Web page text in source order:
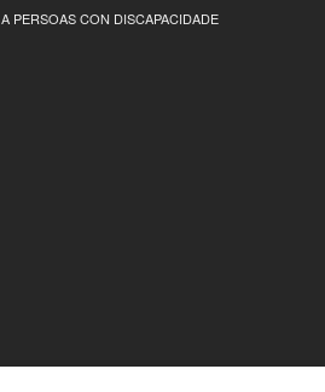
A PERSOAS CON DISCAPACIDADE